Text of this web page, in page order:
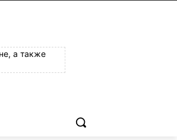
а также